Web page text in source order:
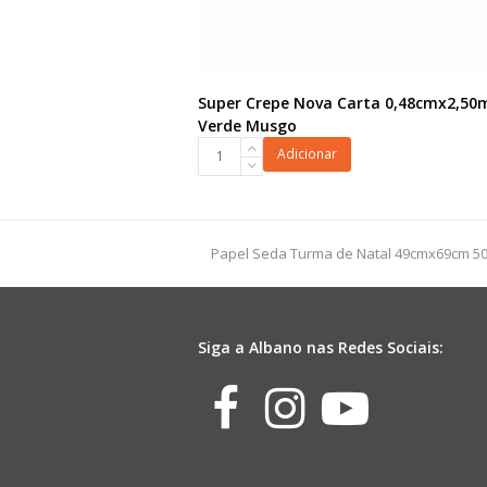
Super Crepe Nova Carta
Verde Musgo
Super
Verde
Musgo
Adicionar
previous
Papel Seda Turma de Natal 49cmx69cm
Siga a Albano nas Redes Sociais:
Facebook